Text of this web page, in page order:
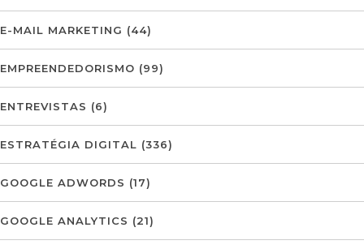
E-MAIL MARKETING (44)
EMPREENDEDORISMO (99)
ENTREVISTAS (6)
ESTRATÉGIA DIGITAL (336)
GOOGLE ADWORDS (17)
GOOGLE ANALYTICS (21)